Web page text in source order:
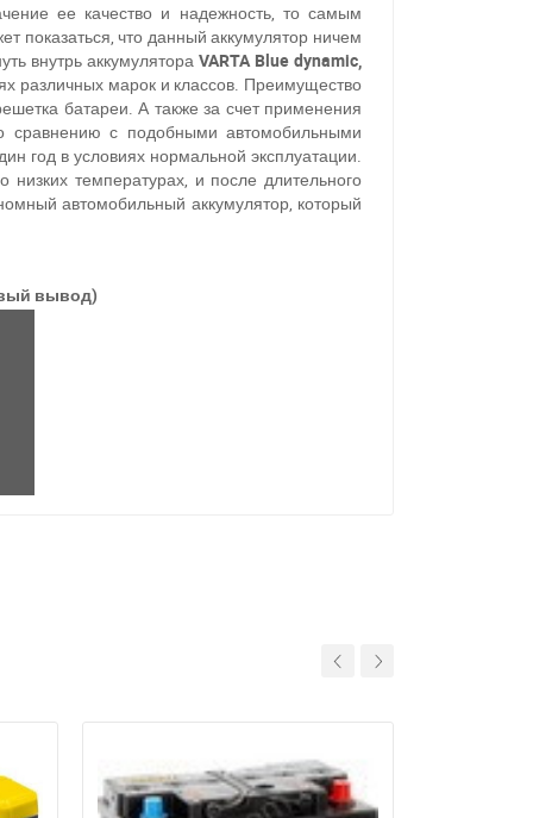
ее качество и надежность, то самым
показаться, что данный аккумулятор ничем
внутрь аккумулятораVARTA Blue dynamic,
различных марок и классов. Преимущество
батареи. А также за счет применения
сравнению с подобными автомобильными
год в условиях нормальной эксплуатации.
температурах, и после длительного
автомобильный аккумулятор, который
вывод)